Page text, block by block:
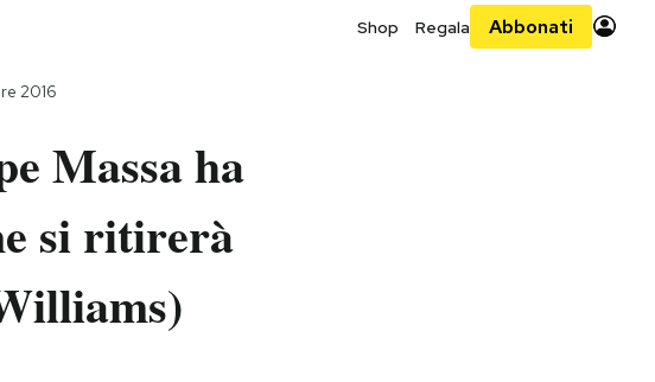
Shop Regala Abbonati
2016
Massa ha
si ritirerà